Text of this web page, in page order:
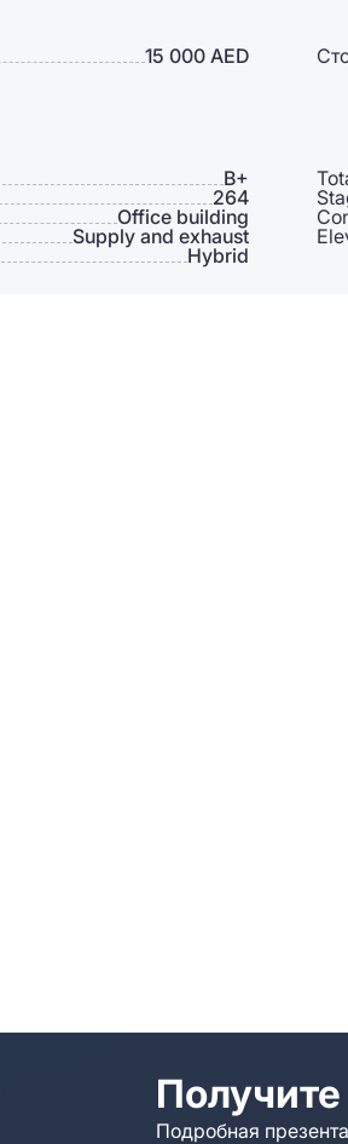
15 000 AED
B+
264
Office building
Supply and exhaust
Hybrid
Подробная